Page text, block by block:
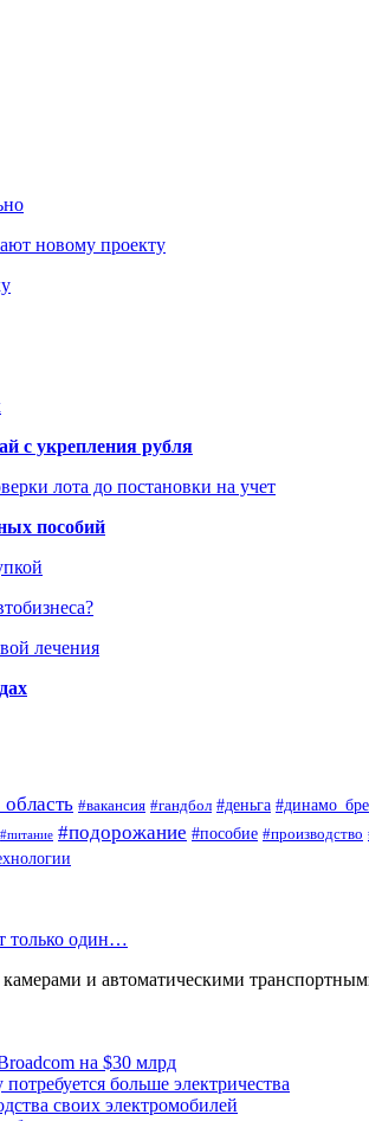
новому проекту
с укрепления рубля
лота до постановки на учет
пособий
лечения
#вакансия #гандбол #деньга
#питание #подорожание #пособие #производство
только один…
и автоматическими
на $30 млрд
больше электричества
своих электромобилей